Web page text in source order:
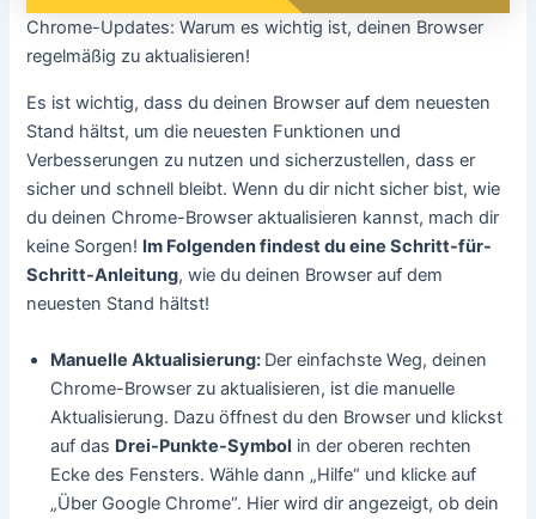
Chrome-Updates: Warum es wichtig ist, deinen Browser
regelmäßig zu aktualisieren!
Es ist wichtig, dass du deinen Browser auf dem neuesten
Stand hältst, um die neuesten Funktionen und
Verbesserungen zu nutzen und sicherzustellen, dass er
sicher und schnell bleibt. Wenn du dir nicht sicher bist, wie
du deinen Chrome-Browser aktualisieren kannst, mach dir
keine Sorgen! Im Folgenden findest du eine Schritt-für-
Schritt-Anleitung, wie du deinen Browser auf dem
neuesten Stand hältst!
Manuelle Aktualisierung: Der einfachste Weg, deinen
Chrome-Browser zu aktualisieren, ist die manuelle
Aktualisierung. Dazu öffnest du den Browser und klickst
auf das Drei-Punkte-Symbol in der oberen rechten
Ecke des Fensters. Wähle dann „Hilfe“ und klicke auf
„Über Google Chrome“. Hier wird dir angezeigt, ob dein